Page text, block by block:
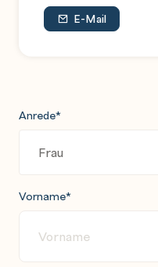
E-Mail
Anrede*
Vorname*